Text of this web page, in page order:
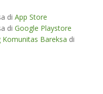
di App Store​
di Google Playstore
Komunitas Bareksa di